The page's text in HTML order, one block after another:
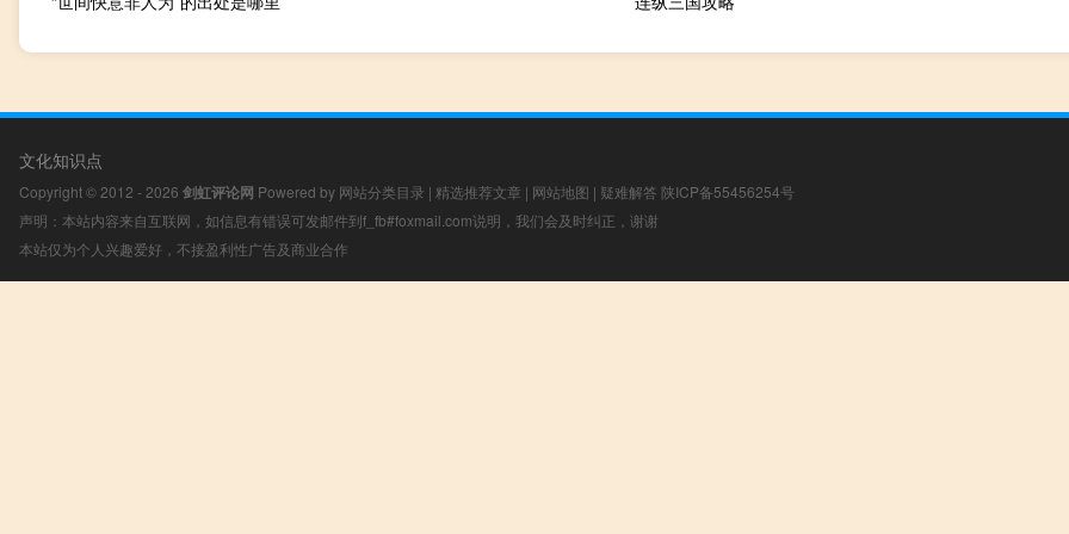
文化知识点
Copyright © 2012 - 2026 剑虹评论网 Powered by 网站分类目录 | 精选推荐文章 | 网站地图 | 疑难解答 陕ICP备55456254号
声明：本站内容来自互联网，如信息有错误可发邮件到f_fb#foxmail.com说明，我们会及时纠正，谢谢
本站仅为个人兴趣爱好，不接盈利性广告及商业合作